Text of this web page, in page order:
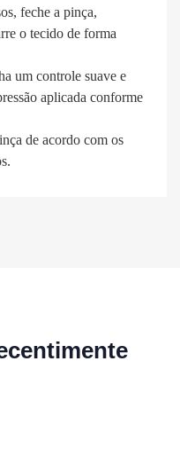
feche a pinça,
o tecido de forma
um controle suave e
aplicada conforme
de acordo com os